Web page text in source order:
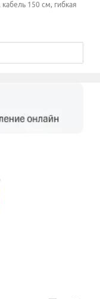
150 см, гибкая